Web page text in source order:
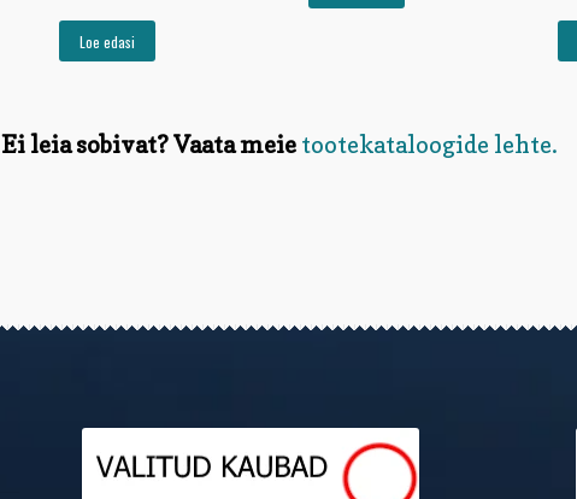
Loe edasi
Ei leia sobivat? Vaata meie tootekataloogide lehte.